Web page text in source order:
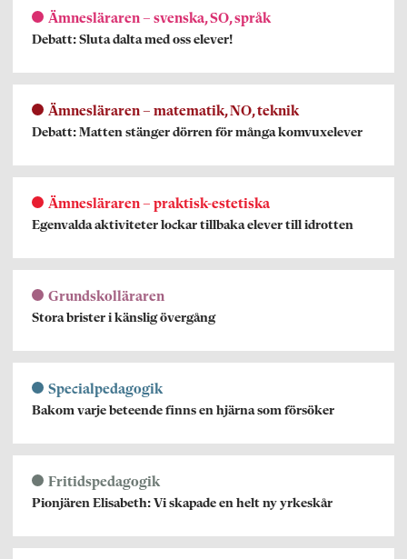
Ämnesläraren – svenska, SO, språk
Debatt: Sluta dalta med oss elever!
Ämnesläraren – matematik, NO, teknik
Debatt: Matten stänger dörren för många komvuxelever
Ämnesläraren – praktisk-estetiska
Egenvalda aktiviteter lockar tillbaka elever till idrotten
Grundskolläraren
Stora brister i känslig övergång
Specialpedagogik
Bakom varje beteende finns en hjärna som försöker
Fritidspedagogik
Pionjären Elisabeth: Vi skapade en helt ny yrkeskår